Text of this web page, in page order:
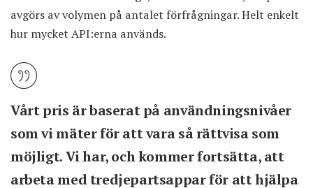
avgörs av volymen på antalet förfrågningar. Helt enkelt
hur mycket API:erna används.
Vårt pris är baserat på användningsnivåer
som vi mäter för att vara så rättvisa som
möjligt. Vi har, och kommer fortsätta, att
arbeta med tredjepartsappar för att hjälpa